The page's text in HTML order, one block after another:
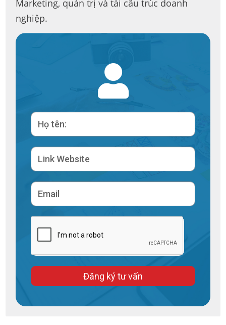
Marketing, quản trị và tái cấu trúc doanh
nghiệp.
Đăng ký tư vấn